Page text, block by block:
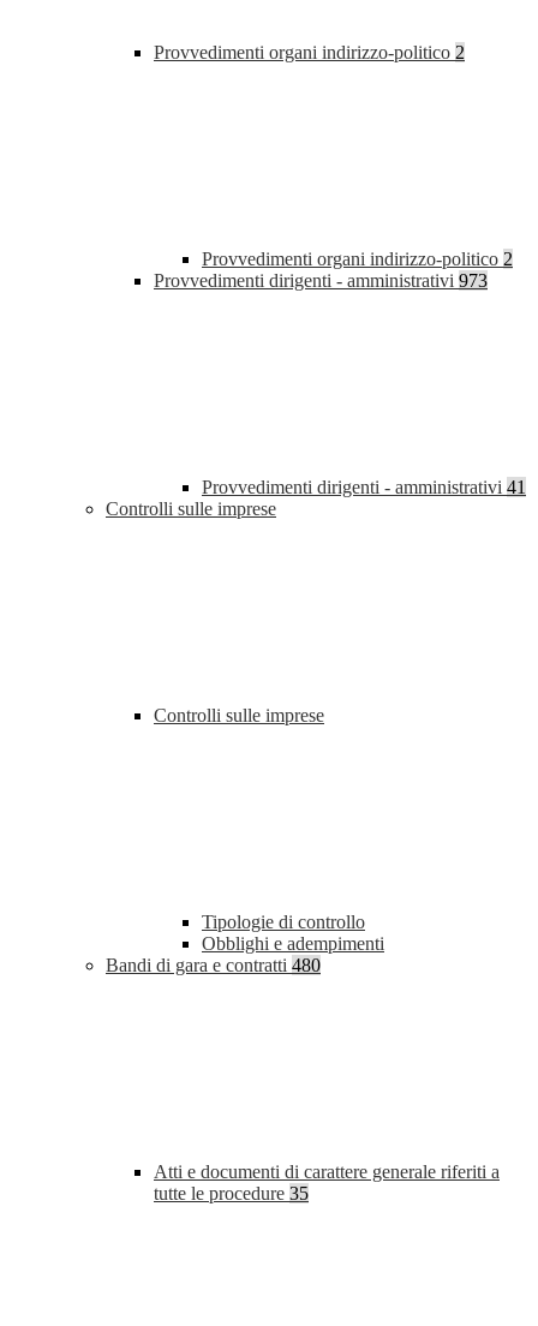
Provvedimenti organi indirizzo-politico 2
Provvedimenti organi indirizzo-politico 2
Provvedimenti dirigenti - amministrativi 973
Provvedimenti dirigenti - amministrativi 41
Controlli sulle imprese
Controlli sulle imprese
Tipologie di controllo
Obblighi e adempimenti
Bandi di gara e contratti 480
Atti e documenti di carattere generale riferiti a
tutte le procedure 35